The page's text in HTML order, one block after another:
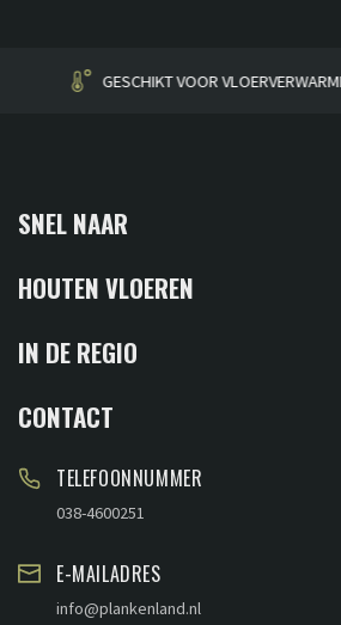
HUISGEMAAKT
SNEL NAAR
HOUTEN VLOEREN
IN DE REGIO
CONTACT
TELEFOONNUMMER
038-4600251
E-MAILADRES
info@plankenland.nl